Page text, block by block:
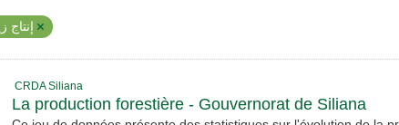
CRDA Siliana
La production forestière - Gouvernorat de Siliana